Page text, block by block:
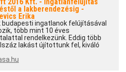
a lakberendezésig -
Erika
budapesti ingatlanok felújításával
több mint 10 éves
rendelkezünk. Eddig több
lakást újítottunk fel, kiváló